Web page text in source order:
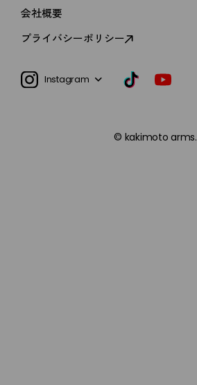
会社概要
プライバシーポリシー
Instagram
MEN'S GROOMING SALON
RECRUIT
© kakimoto arms.